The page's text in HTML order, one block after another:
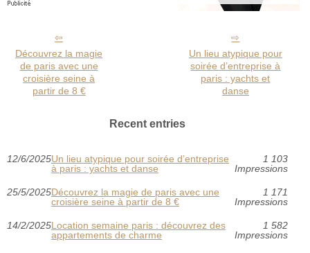
Découvrez la magie
de paris avec une
croisière seine à
partir de 8 €
Un lieu atypique pour
soirée d’entreprise à
paris : yachts et
danse
Recent entries
12/6/2025Un lieu atypique pour soirée d’entreprise
à paris : yachts et danse
1 103
Impressions
25/5/2025Découvrez la magie de paris avec une
croisière seine à partir de 8 €
1 171
Impressions
14/2/2025Location semaine paris : découvrez des
appartements de charme
1 582
Impressions